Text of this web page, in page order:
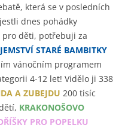
která se v posledních
dnes pohádky
pro děti, potřebuji za
STARÉ BAMBITKY
vánočním programem
4-12 let! Vidělo ji 338
A ZUBEJDU 200 tisíc
KRAKONOŠOVO
PRO POPELKU